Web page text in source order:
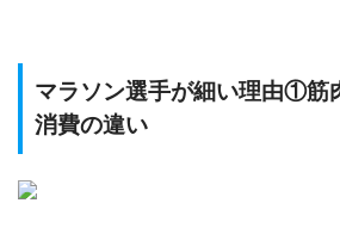
マラソン選手が細い理由①筋
消費の違い